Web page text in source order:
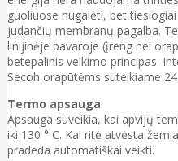
guoliuose nugalėti, bet
judančių membranų pagalba.
linijinėje pavaroje (įreng nei
betepalinis veikimo principas.
Secoh orapūtėms suteikiame
Termo apsauga
Apsauga suveikia, kai apvijų
iki 130 ° C. Kai ritė atvėsta
pradeda automatiškai veikti.